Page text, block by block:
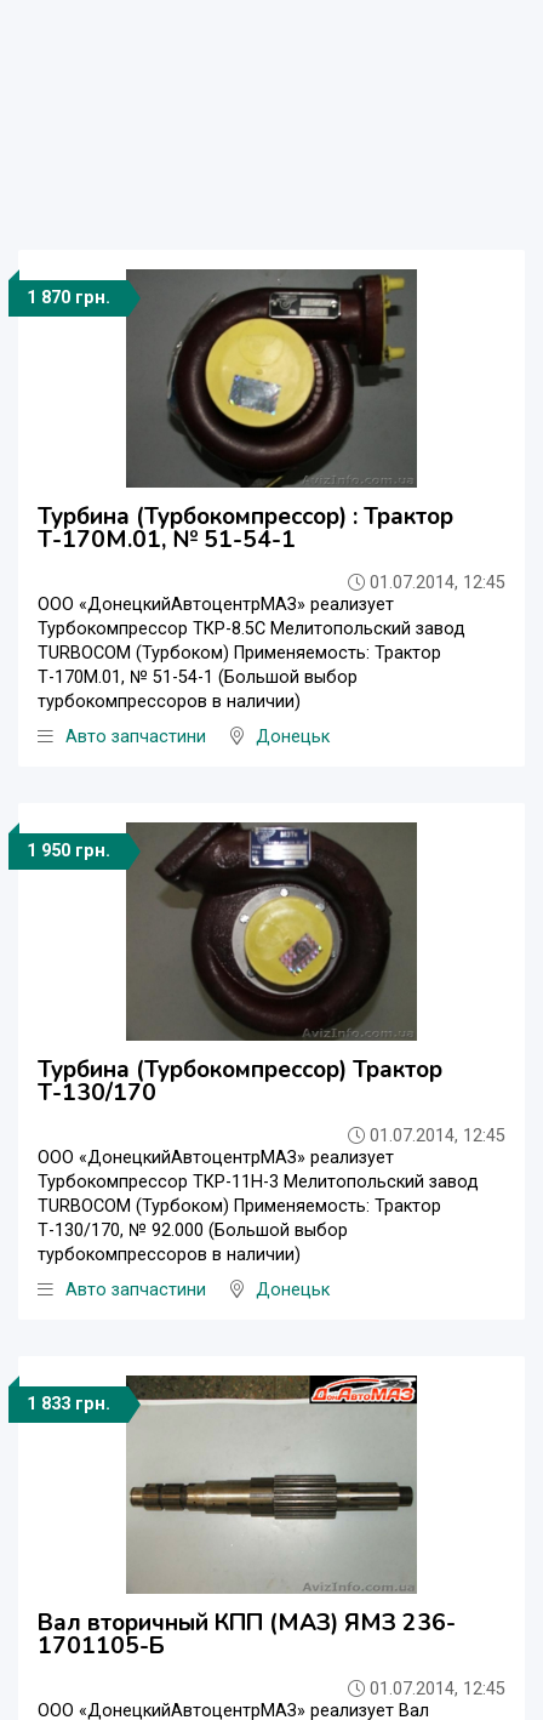
1 870 грн.
Турбина (Турбокомпрессор) : Трактор
Т-170М.01, № 51-54-1
01.07.2014, 12:45
ООО «ДонецкийАвтоцентрМАЗ» реализует
Турбокомпрессор ТКР-8.5С Мелитопольский завод
TURBOCOM (Турбоком) Применяемость: Трактор
Т-170М.01, № 51-54-1 (Большой выбор
турбокомпрессоров в наличии)
Авто запчастини
Донецьк
1 950 грн.
Турбина (Турбокомпрессор) Трактор
Т-130/170
01.07.2014, 12:45
ООО «ДонецкийАвтоцентрМАЗ» реализует
Турбокомпрессор ТКР-11Н-3 Мелитопольский завод
TURBOCOM (Турбоком) Применяемость: Трактор
Т-130/170, № 92.000 (Большой выбор
турбокомпрессоров в наличии)
Авто запчастини
Донецьк
1 833 грн.
Вал вторичный КПП (МАЗ) ЯМЗ 236-
1701105-Б
01.07.2014, 12:45
ООО «ДонецкийАвтоцентрМАЗ» реализует Вал